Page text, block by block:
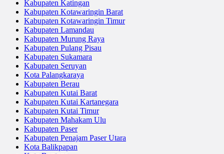
Kabupaten Katingan
Kabupaten Kotawaringin Barat
Kabupaten Kotawaringin Timur
Kabupaten Lamandau
Kabupaten Murung Raya
Kabupaten Pulang Pisau
Kabupaten Sukamara
Kabupaten Seruyan
Kota Palangkaraya
Kabupaten Berau
Kabupaten Kutai Barat
Kabupaten Kutai Kartanegara
Kabupaten Kutai Timur
Kabupaten Mahakam Ulu
Kabupaten Paser
Kabupaten Penajam Paser Utara
Kota Balikpapan